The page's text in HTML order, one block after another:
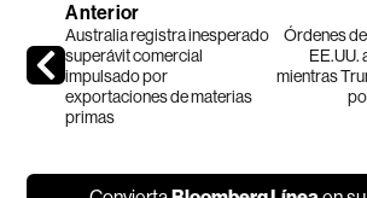
Anterior
Australia registra inesperado
superávit comercial
impulsado por
exportaciones de materias
primas
Órdenes
EE.UU.
mientras